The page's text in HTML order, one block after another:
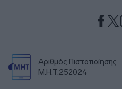
Αριθμός Πιστοποίησης
Μ.Η.Τ.252024